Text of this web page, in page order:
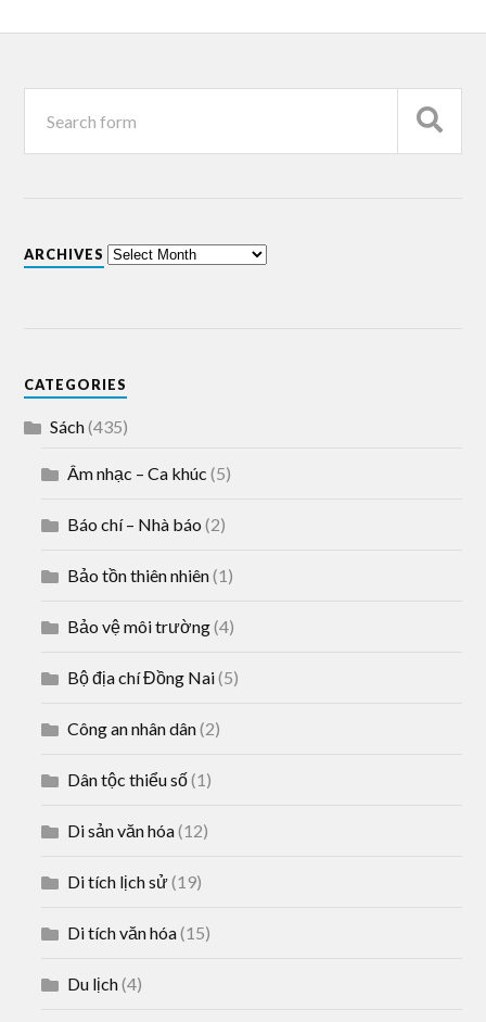
ARCHIVES
CATEGORIES
Sách(435)
Âm nhạc – Ca khúc (5)
Báo chí – Nhà báo (2)
Bảo tồn thiên nhiên(1)
Bảo vệ môi trường(4)
Bộ địa chí Đồng Nai(5)
Công an nhân dân(2)
Dân tộc thiểu số(1)
Di sản văn hóa(12)
Di tích lịch sử(19)
Di tích văn hóa(15)
Du lịch(4)